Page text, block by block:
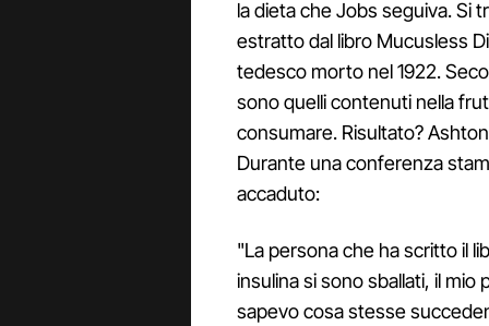
la dieta che Jobs seguiva. Si
estratto dal libro Mucusless
tedesco morto nel 1922.
sono quelli contenuti nella
consumare. Risultato?
Durante una conferenza
accaduto:
"La persona che ha scritto il
insulina si sono sballati, il
sapevo cosa stesse